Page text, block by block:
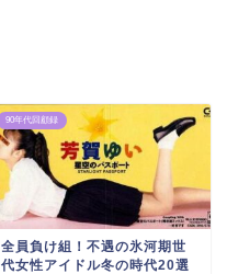
90年代回顧録
全員負け組！不遇の氷河期世
代女性アイドル冬の時代20選